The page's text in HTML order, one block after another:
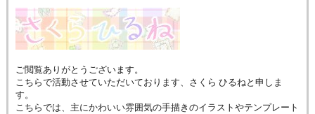
ご閲覧ありがとうございます。
こちらで活動させていただいております、さくら ひるねと申しま
す。
こちらでは、主にかわいい雰囲気の手描きのイラストやテンプレート